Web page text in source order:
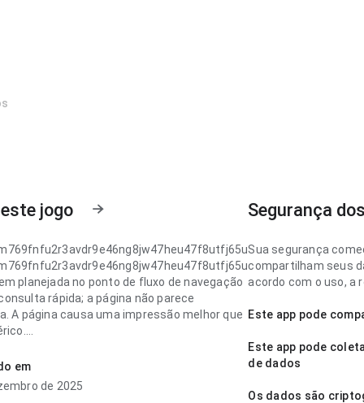
jogo
planejada no ponto de fluxo de navegação
rápida; a página não parece
A página causa uma impressão melhor que
no ponto de fluxo de navegação no
em
de 2025
Segurança
Sua segurança
compartilham seus
acordo com o uso, a
Este app pode
Este app pode
de dados
Os dados são